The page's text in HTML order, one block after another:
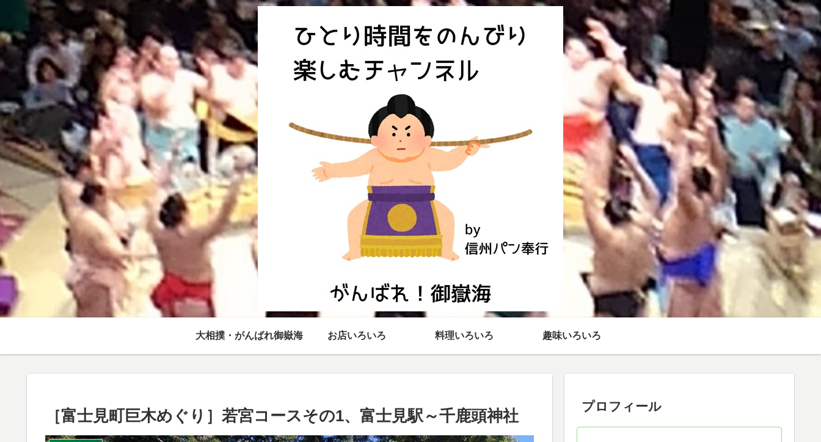
大相撲・がんばれ御嶽海 お店いろいろ 料理いろいろ 趣味いろいろ
［富士見町巨木めぐり］若宮コースその1、富士見駅～千鹿頭神社
プロフィール